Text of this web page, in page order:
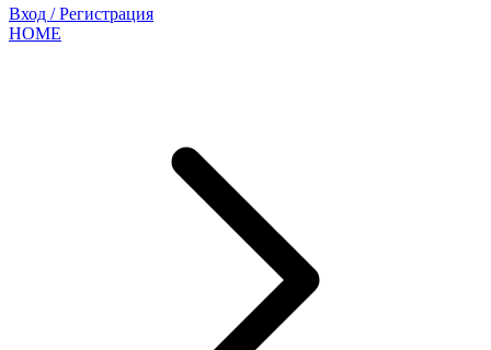
Вход / Регистрация
HOME